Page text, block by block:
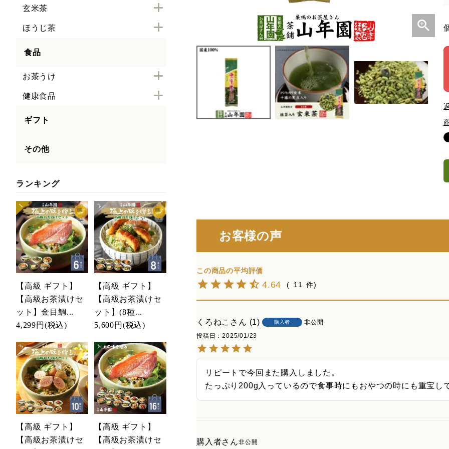
玄米茶
ほうじ茶
食品
お茶うけ
健康食品
ギフト
その他
ランキング
【高級 ギフト】
【高級お茶漬けセ
ット】金目鯛...
4,299円 (税込)
【高級 ギフト】
【高級お茶漬けセ
ット】(8種...
5,600円 (税込)
【高級 ギフト】
【高級お茶漬けセ
【高級 ギフト】
【高級お茶漬けセ
お客様の声
4.64 11
くろねこ 1 購入者
非公開
投稿日
2025/01/23
リピートで今回また購入しました。
たっぷり200g入っているので食事時にもおやつの時にも重宝し
購入者
非公開